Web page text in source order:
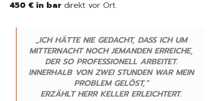
450 € in bar direkt vor Ort.
„ICH HÄTTE NIE GEDACHT, DASS ICH UM
MITTERNACHT NOCH JEMANDEN ERREICHE,
DER SO PROFESSIONELL ARBEITET.
INNERHALB VON ZWEI STUNDEN WAR MEIN
PROBLEM GELÖST,“
ERZÄHLT HERR KELLER ERLEICHTERT.